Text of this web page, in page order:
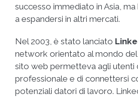
successo immediato in Asia,
a espandersi in altri mercati.
Nel 2003, è stato lanciato
network orientato al mondo
sito web permetteva agli utenti
professionale e di connettersi
potenziali datori di lavoro.